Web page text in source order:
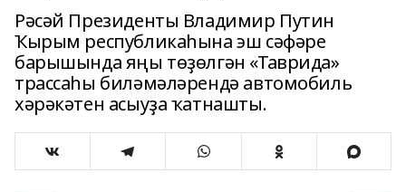
Рәсәй Президенты Владимир Путин
Ҡырым республикаһына эш сәфәре
барышында яңы төҙөлгән «Таврида»
трассаһы биләмәләрендә автомобиль
хәрәкәтен асыуҙа ҡатнашты.